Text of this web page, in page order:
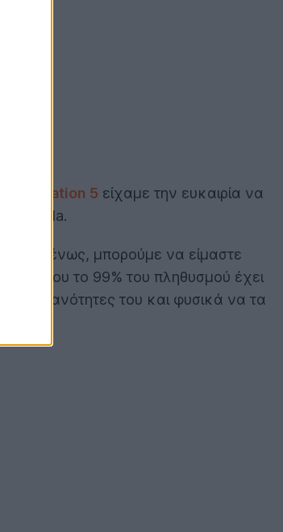
PlayStation 5 είχαμε την ευκαιρία να
, επομένως, μπορούμε να είμαστε
όπου το 99% του πληθυσμού έχει
ικανότητες του και φυσικά να τα